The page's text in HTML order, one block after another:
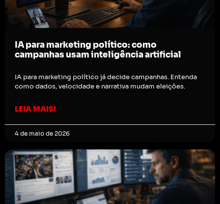
IA para marketing político: como
campanhas usam inteligência artificial
IA para marketing político já decide campanhas. Entenda
como dados, velocidade e narrativa mudam eleições.
LEIA MAIS!
4 de maio de 2026